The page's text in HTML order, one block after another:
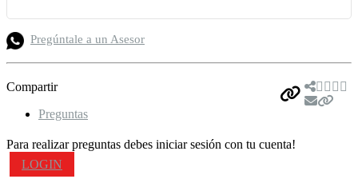
Pregúntale a un Asesor
Compartir
Preguntas
Para realizar preguntas debes iniciar sesión con tu cuenta!
LOGIN